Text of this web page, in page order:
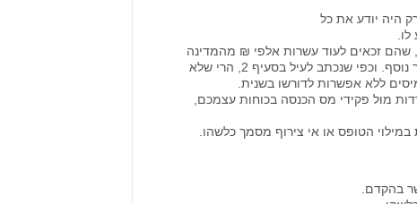
שהם זכאים לעוד עשרות אלפי ₪ מהמדינה
והם כלל לא ידעו על סעיף כזה או אחר בפקודת מס הכנסה המזכה אותם בהחזר נוסף. וכפי שנכתב לעיל בסעיף 2, הרי שלא
ללא אפשרות לדורשו בשנית.
מול פקידי מס הכנסה בכוחות עצמכם,
הטופס או אי צירוף מסמך כלשהו.
בהקדם.